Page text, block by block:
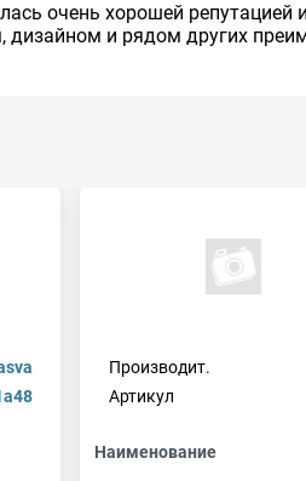
очень хорошей
и рядом других
Производит.
Артикул
Наименование